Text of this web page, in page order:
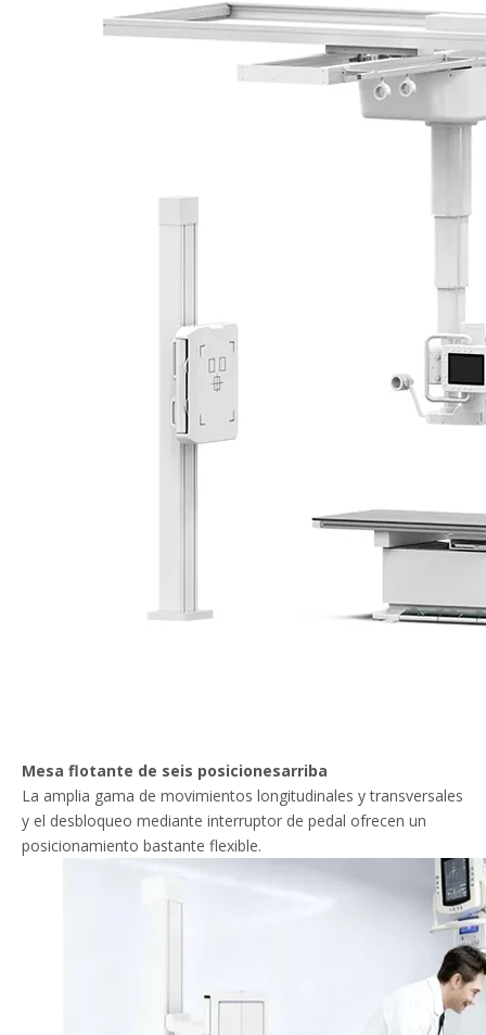
Mesa flotante de seis posicionesarriba
La amplia gama de movimientos longitudinales y transversales
y el desbloqueo mediante interruptor de pedal ofrecen un
posicionamiento bastante flexible.